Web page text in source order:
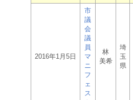
2016年1月5日
市
議
会
議
員
マ
ニ
フ
ェ
ス
林
美希
埼
玉
県